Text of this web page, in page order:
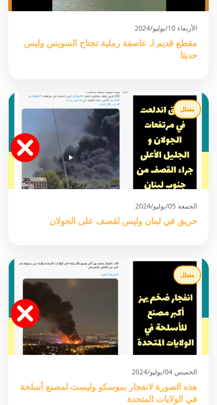
الأربعاء 10/يوليو/2024
مقطع قديم لـ عاصفة رملية تجتاح السويس وليس
حديثا
مضلل
الجمعة 05/يوليو/2024
حريق في لبنان وليس لقصف على الجولان
مضلل
الخميس 04/يوليو/2024
هذه الصورة لانفجار بموسكو وليست لمصنع أسلحة
في الولايات المتحدة